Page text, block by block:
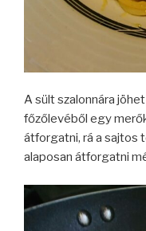
A sült szalonnára
főzőlevéből egy
átforgatni, rá a sajtos
alaposan átforgatni